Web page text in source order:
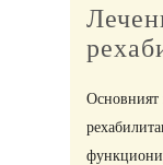
Основният